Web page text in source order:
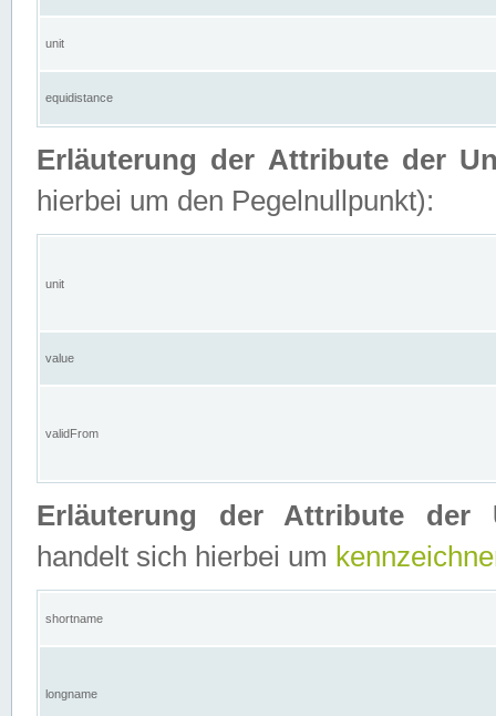
unit
equidistance
Erläuterung der Attribute der
hierbei um den Pegelnullpunkt):
unit
value
validFrom
Erläuterung der Attribute der
handelt sich hierbei um
shortname
longname